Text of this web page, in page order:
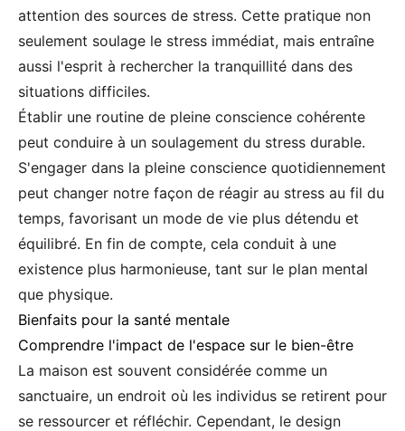
attention des sources de stress. Cette pratique non
seulement soulage le stress immédiat, mais entraîne
aussi l'esprit à rechercher la tranquillité dans des
situations difficiles.
Établir une routine de pleine conscience cohérente
peut conduire à un soulagement du stress durable.
S'engager dans la pleine conscience quotidiennement
peut changer notre façon de réagir au stress au fil du
temps, favorisant un mode de vie plus détendu et
équilibré. En fin de compte, cela conduit à une
existence plus harmonieuse, tant sur le plan mental
que physique.
Bienfaits pour la santé mentale
Comprendre l'impact de l'espace sur le bien-être
La maison est souvent considérée comme un
sanctuaire, un endroit où les individus se retirent pour
se ressourcer et réfléchir. Cependant, le design